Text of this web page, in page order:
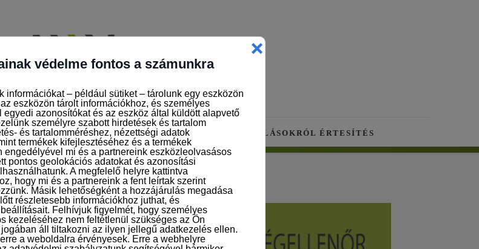
JELENTKEZÉS AZ ÁLLÁSOKRA ÚJ ÁLLÁSOKRÓL ÉRTESÍTÉS